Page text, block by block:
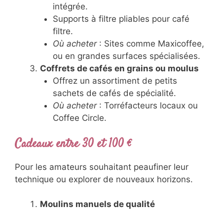
intégrée.
Supports à filtre pliables pour café
filtre.
Où acheter: Sites comme Maxicoffee,
ou en grandes surfaces spécialisées.
Coffrets de cafés en grains ou moulus
Offrez un assortiment de petits
sachets de cafés de spécialité.
Où acheter: Torréfacteurs locaux ou
Coffee Circle.
Cadeaux entre 30 et 100 €
Pour les amateurs souhaitant peaufiner leur
technique ou explorer de nouveaux horizons.
Moulins manuels de qualité